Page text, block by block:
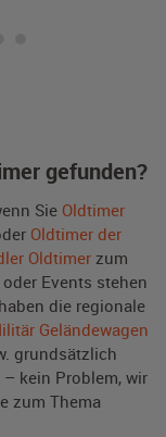
gefunden?
Sie Oldtimer
Oldtimer der
Oldtimer zum
Events stehen
die regionale
Geländewagen
grundsätzlich
kein Problem, wir
zum Thema